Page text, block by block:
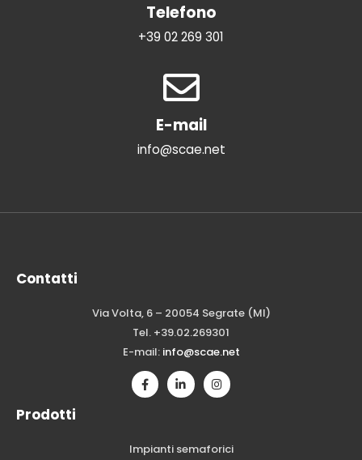
Telefono
+39 02 269 301
E-mail
info@scae.net
Contatti
Via Volta, 6 – 20054 Segrate (MI)
Tel. +39.02.269301
E-mail: info@scae.net
Prodotti
Impianti semaforici